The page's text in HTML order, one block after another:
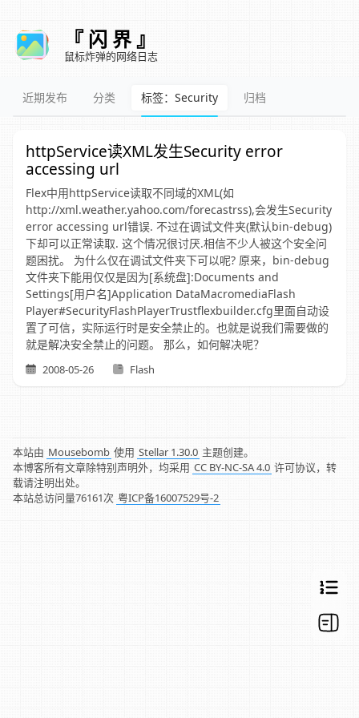
『 闪 界 』
鼠标炸弹的网络日志
近期发布 分类 标签：Security 归档
httpService读XML发生Security error
accessing url
Flex中用httpService读取不同域的XML(如
http://xml.weather.yahoo.com/forecastrss),会发生Security
error accessing url错误. 不过在调试文件夹(默认bin-debug)
下却可以正常读取. 这个情况很讨厌.相信不少人被这个安全问
题困扰。 为什么仅在调试文件夹下可以呢? 原来，bin-debug
文件夹下能用仅仅是因为[系统盘]:Documents and
Settings[用户名]Application DataMacromediaFlash
Player#SecurityFlashPlayerTrustflexbuilder.cfg里面自动设
置了可信，实际运行时是安全禁止的。也就是说我们需要做的
就是解决安全禁止的问题。 那么，如何解决呢？
2008-05-26 Flash
本站由 Mousebomb 使用 Stellar 1.30.0 主题创建。
本博客所有文章除特别声明外，均采用 CC BY-NC-SA 4.0 许可协议，转
载请注明出处。
本站总访问量76161次 粤ICP备16007529号-2